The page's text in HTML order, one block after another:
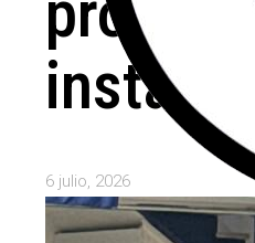
instancia
6 julio, 2026